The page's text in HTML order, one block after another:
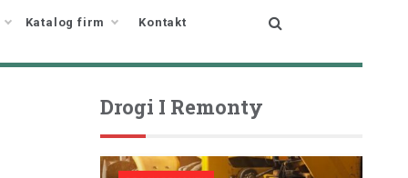
Katalog firm Kontakt
Drogi I Remonty